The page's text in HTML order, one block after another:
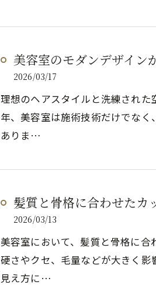
美容室のモダンデザイン
2026/03/17
理想のヘアスタイルと洗練された
年、美容室は施術技術だけでな
ありま…
髪質と骨格に合わせたカ
2026/03/13
美容室において、髪質と骨格に合
硬さやクセ、毛量などが大きく
見え方に…